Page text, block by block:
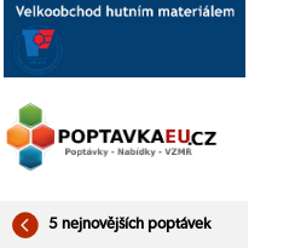
5 nejnovějších poptávek